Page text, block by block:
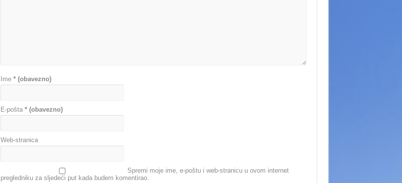
Ime * (obavezno)
E-pošta * (obavezno)
Web-stranica
Spremi moje ime, e-poštu i web-stranicu u ovom internet
pregledniku za sljedeći put kada budem komentirao.